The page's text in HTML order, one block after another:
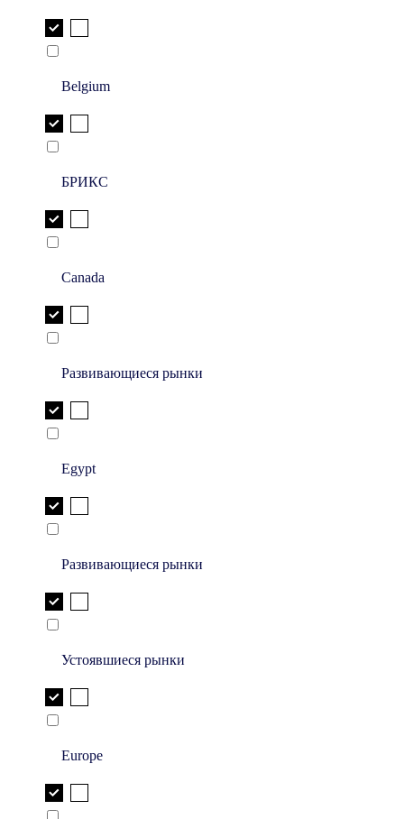
Belgium
БРИКС
Canada
Развивающиеся рынки
Egypt
Развивающиеся рынки
Устоявшиеся рынки
Europe